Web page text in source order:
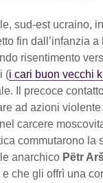
sud-est ucraino,
fin dall’infanzia
risentimento
(i cari buon vecchi
Il precoce
ad azioni
carcere
commutarono la
anarchico Pëtr
che gli offrì una